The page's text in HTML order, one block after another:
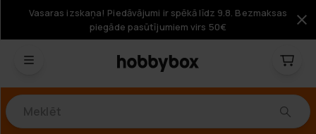
Vasaras izskaņa! Piedāvājumi ir spēkā līdz 9.8. Bezmaksas
piegāde pasūtījumiem virs 50€